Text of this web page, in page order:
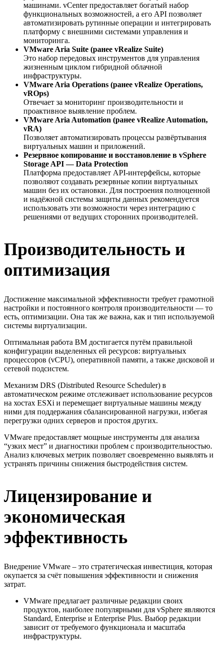
машинами. vCenter предоставляет богатый набор
функциональных возможностей, а его API позволяет
автоматизировать рутинные операции и интегрировать
платформу с внешними системами управления и
мониторинга.
VMware Aria Suite (ранее vRealize Suite)
Это набор передовых инструментов для управления
жизненным циклом гибридной облачной
инфраструктуры.
VMware Aria Operations (ранее vRealize Operations,
vROps)
Отвечает за мониторинг производительности и
проактивное выявление проблем.
VMware Aria Automation (ранее vRealize Automation,
vRA)
Позволяет автоматизировать процессы развёртывания
виртуальных машин и приложений.
Резервное копирование и восстановление в vSphere
Storage API — Data Protection
Платформа предоставляет API-интерфейсы, которые
позволяют создавать резервные копии виртуальных
машин без их остановки. Для построения полноценной
и надёжной системы защиты данных рекомендуется
использовать эти возможности через интеграцию с
решениями от ведущих сторонних производителей.
Производительность и
оптимизация
Достижение максимальной эффективности требует грамотной
настройки и постоянного контроля производительности — то
есть, оптимизации. Она так же важна, как и тип используемой
системы виртуализации.
Оптимальная работа ВМ достигается путём правильной
конфигурации выделенных ей ресурсов: виртуальных
процессоров (vCPU), оперативной памяти, а также дисковой и
сетевой подсистем.
Механизм DRS (Distributed Resource Scheduler) в
автоматическом режиме отслеживает использование ресурсов
на хостах ESXi и перемещает виртуальные машины между
ними для поддержания сбалансированной нагрузки, избегая
перегрузки одних серверов и простоя других.
VMware предоставляет мощные инструменты для анализа
“узких мест” и диагностики проблем с производительностью.
Анализ ключевых метрик позволяет своевременно выявлять и
устранять причины снижения быстродействия систем.
Лицензирование и
экономическая
эффективность
Внедрение VMware – это стратегическая инвестиция, которая
окупается за счёт повышения эффективности и снижения
затрат.
VMware предлагает различные редакции своих
продуктов, наиболее популярными для vSphere являются
Standard, Enterprise и Enterprise Plus. Выбор редакции
зависит от требуемого функционала и масштаба
инфраструктуры.